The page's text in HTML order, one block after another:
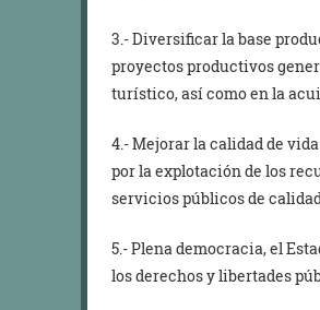
3.- Diversificar la base
proyectos productivos
turístico, así como en la
4.- Mejorar la calidad de
por la explotación de los
servicios públicos de
5.- Plena democracia, el
los derechos y libertades